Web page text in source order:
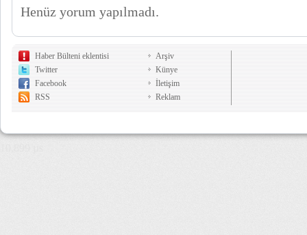
Henüz yorum yapılmadı.
Haber Bülteni eklentisi
Twitter
Facebook
RSS
Arşiv
Künye
İletişim
Reklam